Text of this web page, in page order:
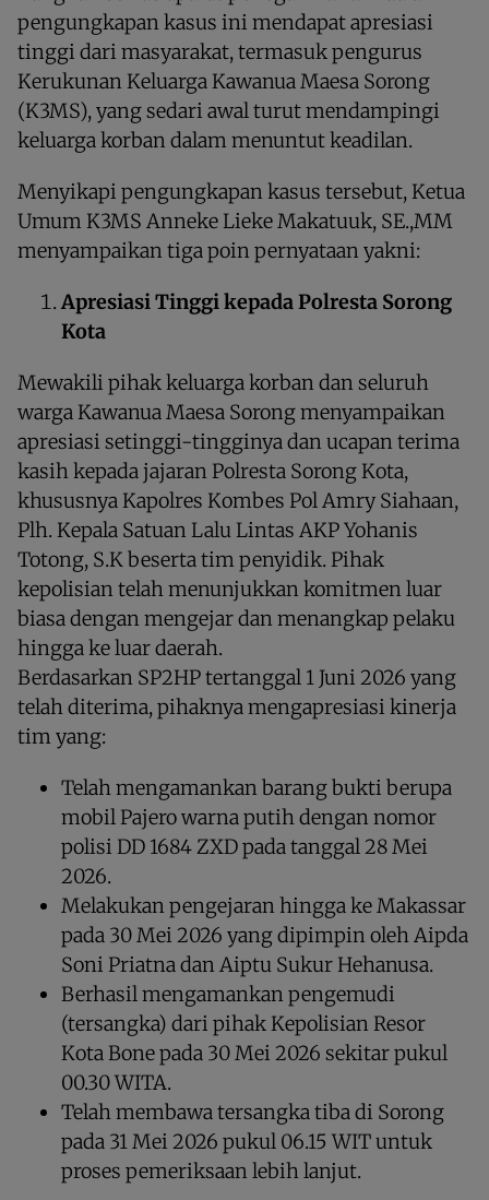
pengungkapan kasus ini mendapat apresiasi
tinggi dari masyarakat, termasuk pengurus
Kerukunan Keluarga Kawanua Maesa Sorong
(K3MS), yang sedari awal turut mendampingi
keluarga korban dalam menuntut keadilan.
Menyikapi pengungkapan kasus tersebut, Ketua
Umum K3MS Anneke Lieke Makatuuk, SE.,MM
menyampaikan tiga poin pernyataan yakni:
Apresiasi Tinggi kepada Polresta Sorong
Kota
Mewakili pihak keluarga korban dan seluruh
warga Kawanua Maesa Sorong menyampaikan
apresiasi setinggi-tingginya dan ucapan terima
kasih kepada jajaran Polresta Sorong Kota,
khususnya Kapolres Kombes Pol Amry Siahaan,
Plh. Kepala Satuan Lalu Lintas AKP Yohanis
Totong, S.K beserta tim penyidik. Pihak
kepolisian telah menunjukkan komitmen luar
biasa dengan mengejar dan menangkap pelaku
hingga ke luar daerah.
Berdasarkan SP2HP tertanggal 1 Juni 2026 yang
telah diterima, pihaknya mengapresiasi kinerja
tim yang:
Telah mengamankan barang bukti berupa
mobil Pajero warna putih dengan nomor
polisi DD 1684 ZXD pada tanggal 28 Mei
2026.
Melakukan pengejaran hingga ke Makassar
pada 30 Mei 2026 yang dipimpin oleh Aipda
Soni Priatna dan Aiptu Sukur Hehanusa.
Berhasil mengamankan pengemudi
(tersangka) dari pihak Kepolisian Resor
Kota Bone pada 30 Mei 2026 sekitar pukul
00.30 WITA.
Telah membawa tersangka tiba di Sorong
pada 31 Mei 2026 pukul 06.15 WIT untuk
proses pemeriksaan lebih lanjut.